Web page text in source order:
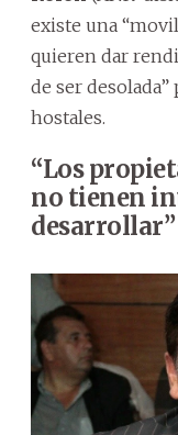
existe una
quieren dar
de ser
hostales.
“Los
no tienen
desarrollar”